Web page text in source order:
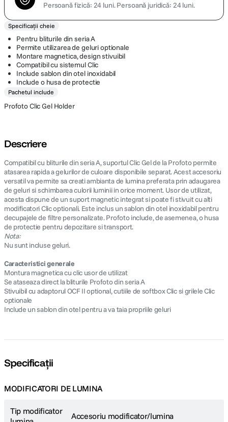
Persoană fizică: 24 luni.Persoană juridică: 24 luni.
Specificații cheie
Pentru bliturile din seria A
Permite utilizarea de geluri optionale
Montare magnetica, design stivuibil
Compatibil cu sistemul Clic
Include sablon din otel inoxidabil
Include o husa de protectie
Pachetul include
Profoto Clic Gel Holder
Descriere
Compatibil cu bliturile din seria A, suportul Clic Gel de la Profoto permite
atasarea rapida a gelurilor de culoare disponibile separat. Acest accesoriu
versatil va permite sa creati ambianta de lumina preferata prin adaugarea
de geluri si schimbarea culorii luminii in orice moment. Usor de utilizat,
acesta dispune de un suport magnetic integrat si poate fi stivuit cu alti
modificatori Clic optionali. Este inclus un sablon din otel inoxidabil pentru
decupajele de filtre personalizate. Profoto include, de asemenea, o husa
de protectie pentru depozitare si transport.
Nota:
Nu sunt incluse geluri.
Caracteristici generale
Montura magnetica cu clic usor de utilizat
Se ataseaza direct la bliturile Profoto din seria A
Stivuibil cu adaptorul OCF II optional, cutiile de softbox Clic si grilele Clic
optionale
Include un sablon din otel pentru a va taia propriile geluri
Specificații
MODIFICATORI DE LUMINA
Tip modificator
Accesoriu modificator/lumina